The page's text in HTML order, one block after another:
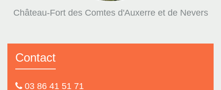
Château-Fort des Comtes d'Auxerre et de Nevers
Contact
03 86 41 51 71